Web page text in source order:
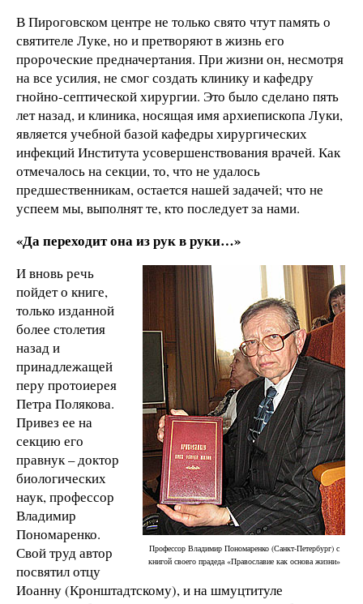
В Пироговском центре не только свято чтут память о
святителе Луке, но и претворяют в жизнь его
пророческие предначертания. При жизни он, несмотря
на все усилия, не смог создать клинику и кафедру
гнойно-септической хирургии. Это было сделано пять
лет назад, и клиника, носящая имя архиепископа Луки,
является учебной базой кафедры хирургических
инфекций Института усовершенствования врачей. Как
отмечалось на секции, то, что не удалось
предшественникам, остается нашей задачей; что не
успеем мы, выполнят те, кто последует за нами.
«Да переходит она из рук в руки…»
Профессор Владимир Пономаренко (Санкт-Петербург) с
книгой своего прадеда «Православие как основа жизни»
И вновь речь
пойдет о книге,
только изданной
более столетия
назад и
принадлежащей
перу протоиерея
Петра Полякова.
Привез ее на
секцию его
правнук – доктор
биологических
наук, профессор
Владимир
Пономаренко.
Свой труд автор
посвятил отцу
Иоанну (Кронштадтскому), и на шмуцтитуле